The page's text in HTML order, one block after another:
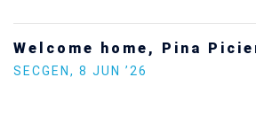
Increasing Youth
Politics